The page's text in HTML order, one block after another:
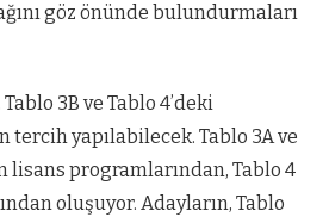
göz önünde bulundurmaları
3B ve Tablo 4’deki
tercih yapılabilecek. Tablo 3A ve
lisans programlarından, Tablo 4
oluşuyor. Adayların, Tablo